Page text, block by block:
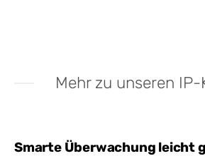
Mehr zu unseren IP-
Smarte Überwachung leicht